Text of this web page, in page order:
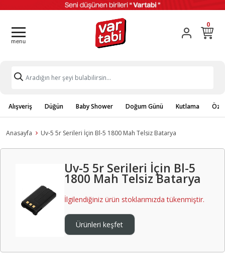
0
Alışveriş Düğün Baby Shower Doğum Günü Kutlama
Anasayfa Uv-5 5r Serileri İçin Bl-5 1800 Mah Telsiz Batarya
Uv-5 5r Serileri İçin Bl-5
1800 Mah Telsiz Batarya
İlgilendiğiniz ürün stoklarımızda tükenmiştir.
Ürünleri keşfet